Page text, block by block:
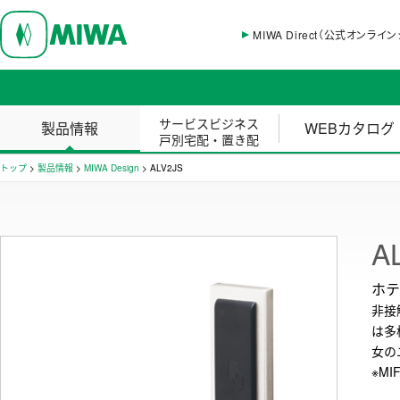
MIWA Direct（公式オンライン
製品情報
サービスビジネス
戸別宅配・置き配
WEBカタログ
トップ > 製品情報 > MIWA Design > ALV2JS
ホ
非接
は
女の
※